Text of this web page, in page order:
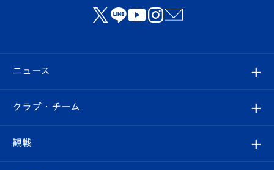
ニュース
すべて
クラブ
クラブ・チーム
観戦